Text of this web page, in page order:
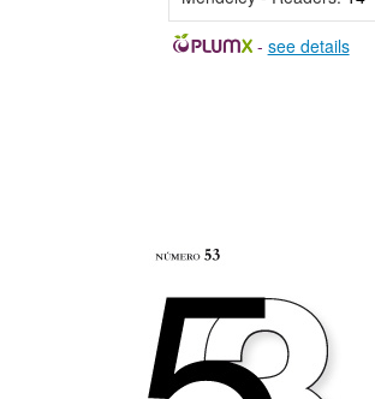
- see details